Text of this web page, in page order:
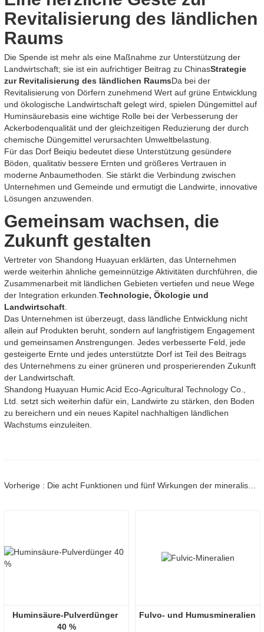
Revitalisierung des ländlichen
Raums
Die Spende ist mehr als eine Maßnahme zur Unterstützung der
Landwirtschaft; sie ist ein aufrichtiger Beitrag zu ChinasStrategie
zur Revitalisierung des ländlichen RaumsDa bei der
Revitalisierung von Dörfern zunehmend Wert auf grüne Entwicklung
und ökologische Landwirtschaft gelegt wird, spielen Düngemittel auf
Huminsäurebasis eine wichtige Rolle bei der Verbesserung der
Ackerbodenqualität und der gleichzeitigen Reduzierung der durch
chemische Düngemittel verursachten Umweltbelastung.
Für das Dorf Beiqiu bedeutet diese Unterstützung gesündere
Böden, qualitativ bessere Ernten und größeres Vertrauen in
moderne Anbaumethoden. Sie stärkt die Verbindung zwischen
Unternehmen und Gemeinde und ermutigt die Landwirte, innovative
Lösungen anzuwenden.
Gemeinsam wachsen, die
Zukunft gestalten
Vertreter von Shandong Huayuan erklärten, das Unternehmen
werde weiterhin ähnliche gemeinnützige Aktivitäten durchführen, die
Zusammenarbeit mit ländlichen Gebieten vertiefen und neue Wege
der Integration erkunden. Technologie, Ökologie und
Landwirtschaft
Das Unternehmen ist überzeugt, dass ländliche Entwicklung nicht
allein auf Produkten beruht, sondern auf langfristigem Engagement
und gemeinsamen Anstrengungen. Jedes verbesserte Feld, jede
gesteigerte Ernte und jedes unterstützte Dorf ist Teil des Beitrags
des Unternehmens zu einer grüneren und prosperierenden Zukunft
der Landwirtschaft.
Shandong Huayuan Humic Acid Eco-Agricultural Technology Co.,
Ltd. setzt sich weiterhin dafür ein, Landwirte zu stärken, den Boden
zu bereichern und ein neues Kapitel nachhaltigen ländlichen
Wachstums einzuleiten.
Huminsäure-Pulverdünger
40 %
Fulvo- und Humusmineralien